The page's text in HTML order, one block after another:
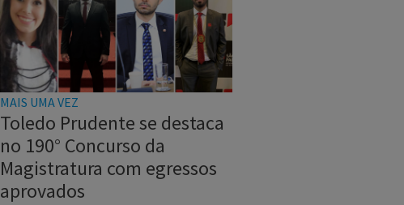
MAIS UMA VEZ
Toledo Prudente se destaca
no 190° Concurso da
Magistratura com egressos
aprovados